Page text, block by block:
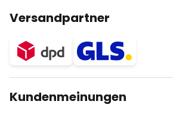
Versandpartner
Kundenmeinungen